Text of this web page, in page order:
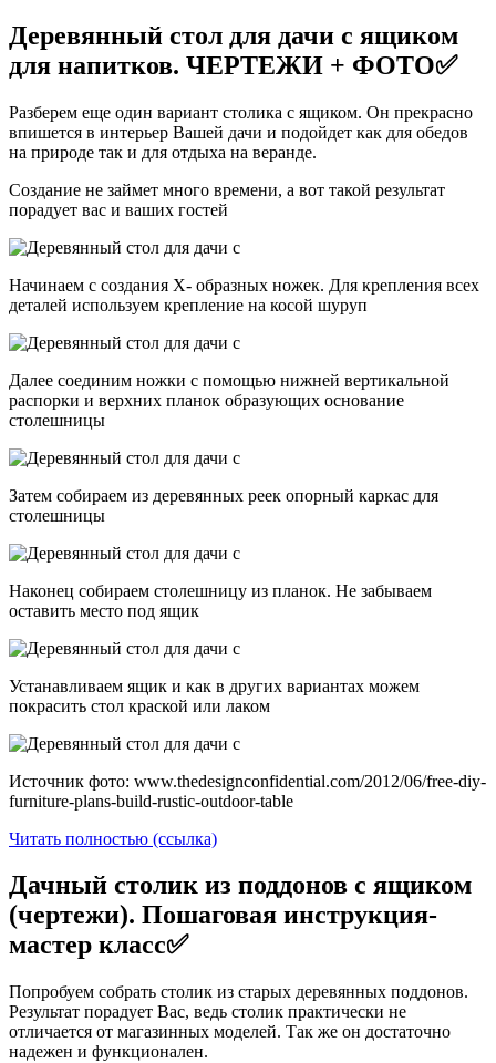
Деревянный стол для дачи с ящиком
для напитков. ЧЕРТЕЖИ + ФОТО✅
Разберем еще один вариант столика с ящиком. Он прекрасно
впишется в интерьер Вашей дачи и подойдет как для обедов
на природе так и для отдыха на веранде.
Создание не займет много времени, а вот такой результат
порадует вас и ваших гостей
Начинаем с создания Х- образных ножек. Для крепления всех
деталей используем крепление на косой шуруп
Далее соединим ножки с помощью нижней вертикальной
распорки и верхних планок образующих основание
столешницы
Затем собираем из деревянных реек опорный каркас для
столешницы
Наконец собираем столешницу из планок. Не забываем
оставить место под ящик
Устанавливаем ящик и как в других вариантах можем
покрасить стол краской или лаком
Источник фото: www.thedesignconfidential.com/2012/06/free-diy-
furniture-plans-build-rustic-outdoor-table
Читать полностью (ссылка)
Дачный столик из поддонов с ящиком
(чертежи). Пошаговая инструкция-
мастер класс✅
Попробуем собрать столик из старых деревянных поддонов.
Результат порадует Вас, ведь столик практически не
отличается от магазинных моделей. Так же он достаточно
надежен и функционален.